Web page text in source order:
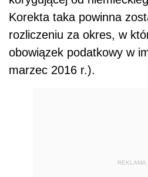
Korekta taka powinna
rozliczeniu za okres, w
obowiązek podatkowy w
marzec 2016 r.).
REKLAMA